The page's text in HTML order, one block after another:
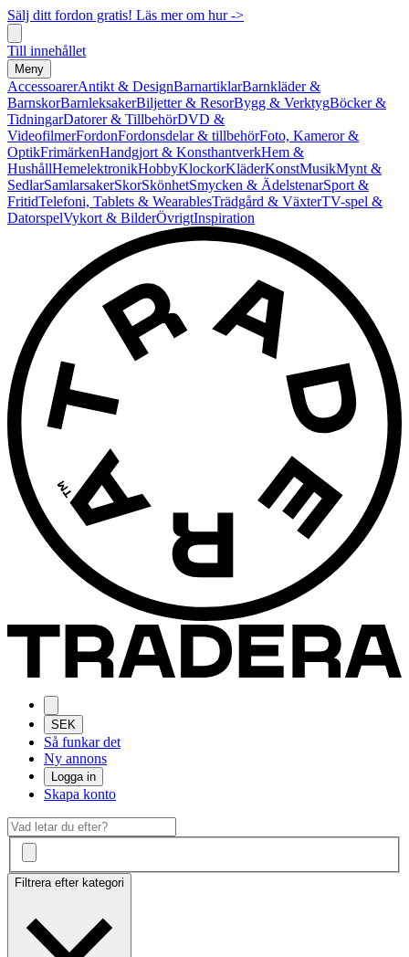
Sälj ditt fordon gratis! Läs mer om hur ->
Till innehållet
Meny
AccessoarerAntikt & DesignBarnartiklarBarnkläder &
BarnskorBarnleksakerBiljetter & ResorBygg & VerktygBöcker &
TidningarDatorer & TillbehörDVD &
VideofilmerFordonFordonsdelar & tillbehörFoto, Kameror &
OptikFrimärkenHandgjort & KonsthantverkHem &
HushållHemelektronikHobbyKlockorKläderKonstMusikMynt &
SedlarSamlarsakerSkorSkönhetSmycken & ÄdelstenarSport &
FritidTelefoni, Tablets & WearablesTrädgård & VäxterTV-spel &
DatorspelVykort & BilderÖvrigtInspiration
SEK
Så funkar det
Ny annons
Logga in
Skapa konto
Filtrera efter kategori